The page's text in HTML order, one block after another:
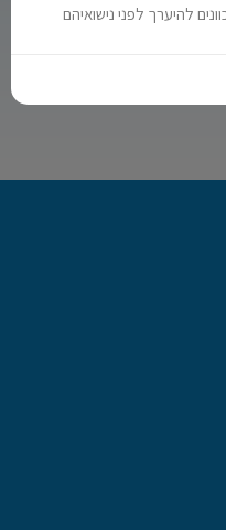
להיערך לפני נישואיהם